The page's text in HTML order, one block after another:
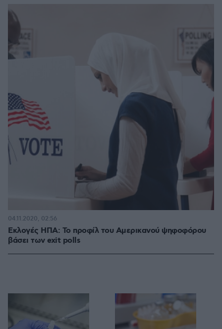
Εκλογές ΗΠΑ: Το προφίλ του Αμερικανού ψηφοφόρου
βάσει των exit polls
04.11.2020, 02:56